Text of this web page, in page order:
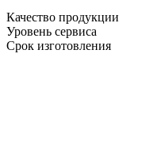
Качество продукции
Уровень сервиса
Срок изготовления